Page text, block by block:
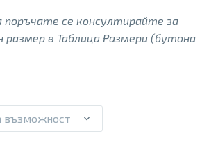
поръчате се консултирайте за
в Таблица Размери (бутона
възможност